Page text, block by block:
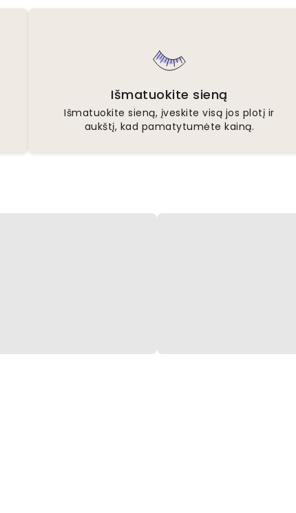
Išmatuokite sieną
Išmatuokite sieną, įveskite visą jos plotį ir
aukštį, kad pamatytumėte kainą.